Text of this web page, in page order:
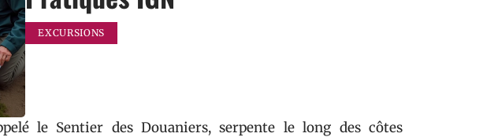
EXCURSIONS
le Sentier des Douaniers, serpente le long des côtes